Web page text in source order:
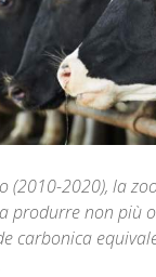
(2010-2020), la
produrre non più
carbonica